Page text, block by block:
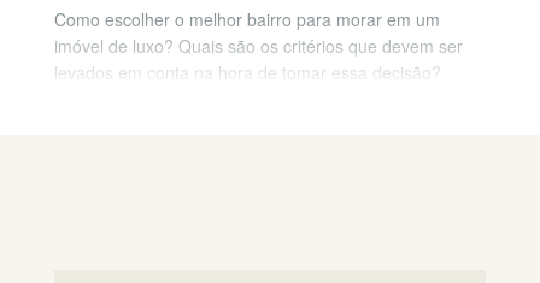
Como escolher o melhor bairro para morar em um
imóvel de luxo? Quais são os critérios que devem ser
levados em conta na hora de tomar essa decisão?